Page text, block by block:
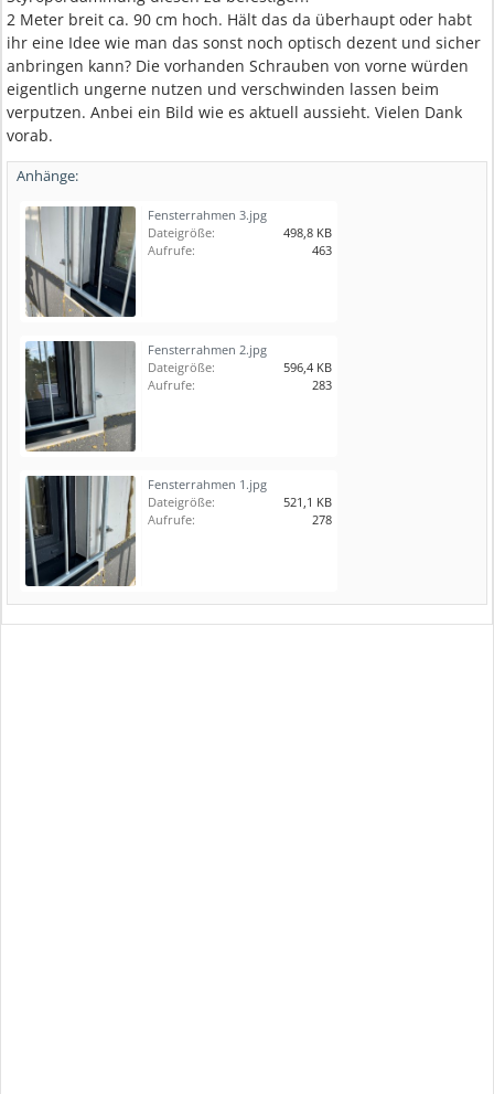
2 Meter breit ca. 90 cm hoch. Hält das da überhaupt oder habt
ihr eine Idee wie man das sonst noch optisch dezent und sicher
anbringen kann? Die vorhanden Schrauben von vorne würden
eigentlich ungerne nutzen und verschwinden lassen beim
verputzen. Anbei ein Bild wie es aktuell aussieht. Vielen Dank
vorab.
Anhänge:
Fensterrahmen 3.jpg
Dateigröße:
498,8 KB
Aufrufe:
463
Fensterrahmen 2.jpg
Dateigröße:
596,4 KB
Aufrufe:
283
Fensterrahmen 1.jpg
Dateigröße:
521,1 KB
Aufrufe:
278